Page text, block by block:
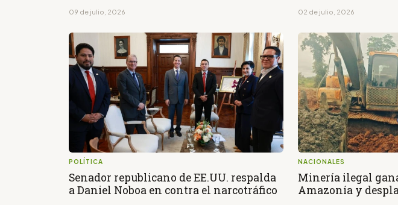
09 de julio, 2026 02 de julio, 2026
POLÍTICA
Senador republicano de EE.UU. respalda
a Daniel Noboa en contra el narcotráfico
NACIONALES
Minería ilegal
Amazonía y